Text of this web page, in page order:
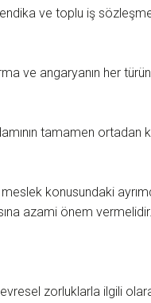
ve toplu iş
ve angaryanın her
tamamen ortadan
konusundaki
azami önem vermelidir.
zorluklarla ilgili